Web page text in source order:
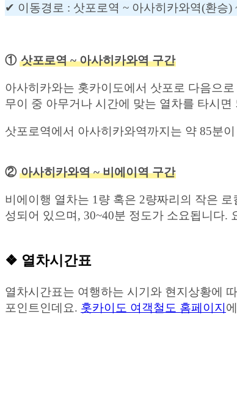
✔︎ 이동경로 : 삿포로역 ~ 아사히카와역(환승)
① 삿포로역 ~ 아사히카와역 구간
아사히카와는 홋카이도에서 삿포로 다음으
무이 중 아무거나 시간에 맞는 열차를 타시면
삿포로역에서 아사히카와역까지는 약 85분
② 아사히카와역 ~ 비에이역 구간
비에이행 열차는 1량 혹은 2량짜리의 작은
성되어 있으며, 30~40분 정도가 소요됩니다.
❖ 열차시간표
열차시간표는 여행하는 시기와 현지상황에
포인트인데요. 홋카이도 여객철도 홈페이지